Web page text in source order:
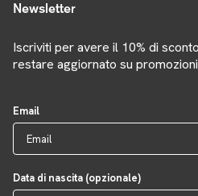
Newsletter
Iscriviti per avere il 10% di
restare aggiornato su
Email
Data di nascita (opzionale)